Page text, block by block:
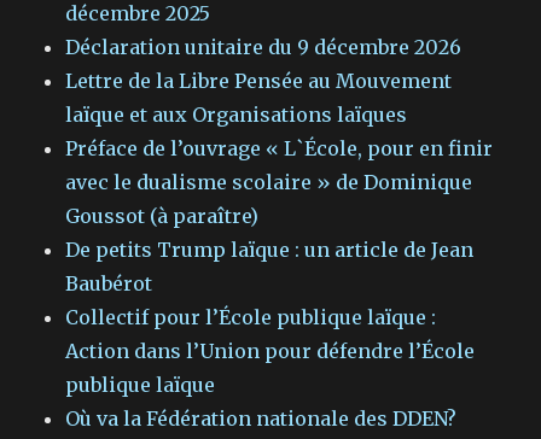
décembre 2025
Déclaration unitaire du 9 décembre 2026
Lettre de la Libre Pensée au Mouvement
laïque et aux Organisations laïques
Préface de l’ouvrage « L`École, pour en finir
avec le dualisme scolaire » de Dominique
Goussot (à paraître)
De petits Trump laïque : un article de Jean
Baubérot
Collectif pour l’École publique laïque :
Action dans l’Union pour défendre l’École
publique laïque
Où va la Fédération nationale des DDEN?